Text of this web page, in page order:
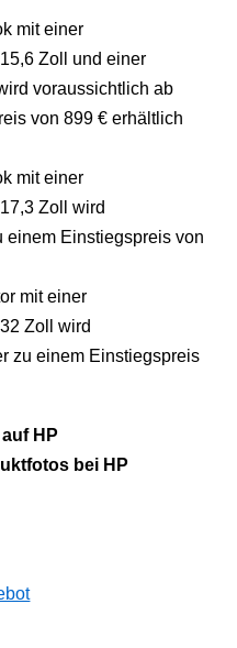
mit einer
Zoll und einer
voraussichtlich ab
von 899 € erhältlich
mit einer
Zoll wird
einem Einstiegspreis von
mit einer
Zoll wird
zu einem Einstiegspreis
HP
bei HP